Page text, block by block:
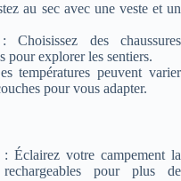
au sec avec une veste et un
des chaussures
pour explorer les sentiers.
températures peuvent varier
pour vous adapter.
: Éclairez votre campement la
pour plus de